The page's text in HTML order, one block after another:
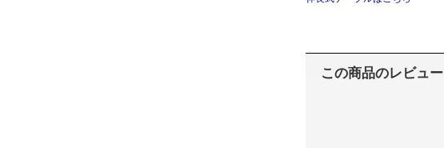
この商品のレビュー